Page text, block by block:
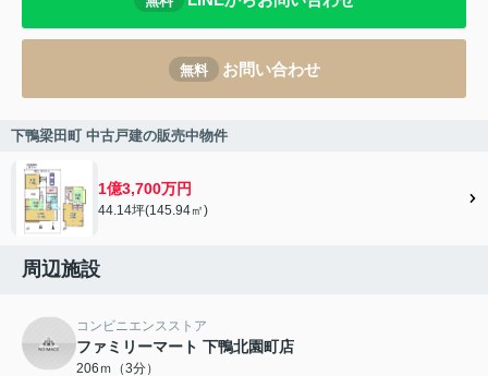
無料 お問い合わせ
下鴨梁田町 中古戸建の販売中物件
1億3,700万円
44.14坪(145.94㎡)
周辺施設
コンビニエンスストア
ファミリーマート 下鴨北園町店
206ｍ（3分）